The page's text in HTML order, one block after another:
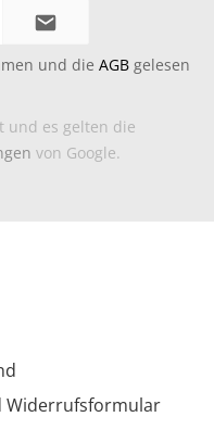
und die AGB gelesen
und es gelten die
von Google.
Widerrufsformular